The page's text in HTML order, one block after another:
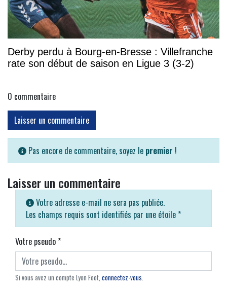
Derby perdu à Bourg-en-Bresse : Villefranche
rate son début de saison en Ligue 3 (3-2)
0 commentaire
Laisser un commentaire
Pas encore de commentaire, soyez le premier !
Laisser un commentaire
Votre adresse e-mail ne sera pas publiée.
Les champs requis sont identifiés par une étoile *
Votre pseudo*
Si vous avez un compte Lyon Foot, connectez-vous.